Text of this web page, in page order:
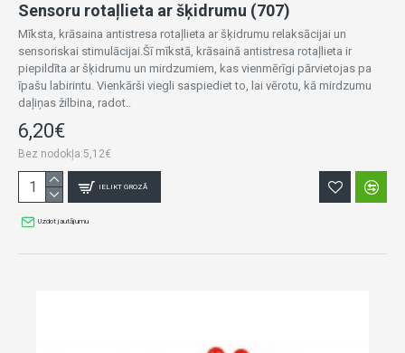
Sensoru rotaļlieta ar šķidrumu (707)
Mīksta, krāsaina antistresa rotaļlieta ar šķidrumu relaksācijai un
sensoriskai stimulācijai.Šī mīkstā, krāsainā antistresa rotaļlieta ir
piepildīta ar šķidrumu un mirdzumiem, kas vienmērīgi pārvietojas pa
īpašu labirintu. Vienkārši viegli saspiediet to, lai vērotu, kā mirdzumu
daļiņas žilbina, radot..
6,20€
Bez nodokļa:5,12€
IELIKT GROZĀ
Uzdot jautājumu